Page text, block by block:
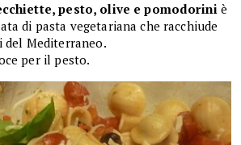
pesto, olive e pomodoriniè
di pasta vegetariana che racchiude
Mediterraneo.
per il pesto.